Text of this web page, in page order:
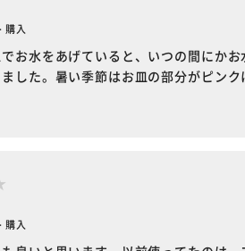
購入
お水をあげていると、いつの間にか
した。暑い季節はお皿の部分がピン
購入